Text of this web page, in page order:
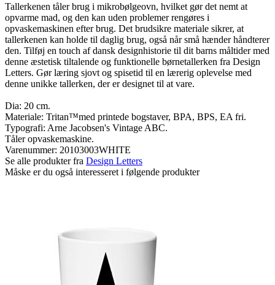
Tallerkenen tåler brug i mikrobølgeovn, hvilket gør det nemt at
opvarme mad, og den kan uden problemer rengøres i
opvaskemaskinen efter brug. Det brudsikre materiale sikrer, at
tallerkenen kan holde til daglig brug, også når små hænder håndterer
den. Tilføj en touch af dansk designhistorie til dit barns måltider med
denne æstetisk tiltalende og funktionelle børnetallerken fra Design
Letters. Gør læring sjovt og spisetid til en lærerig oplevelse med
denne unikke tallerken, der er designet til at vare.
Dia: 20 cm.
Materiale: Tritan™med printede bogstaver, BPA, BPS, EA fri.
Typografi: Arne Jacobsen's Vintage ABC.
Tåler opvaskemaskine.
Varenummer: 20103003WHITE
Se alle produkter fra Design Letters
Måske er du også interesseret i følgende produkter